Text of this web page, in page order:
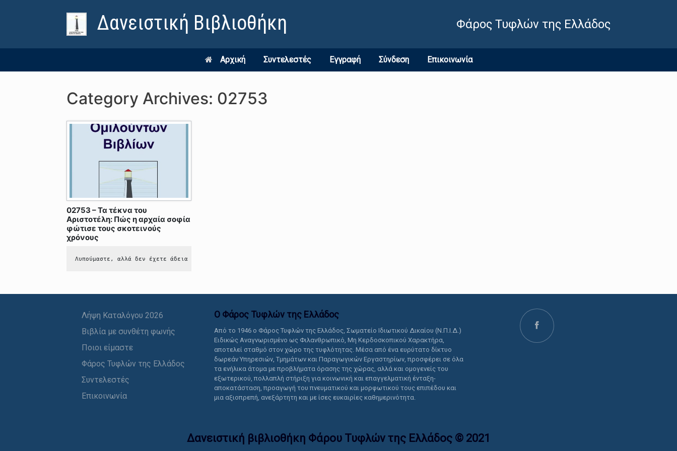
Δανειστική Βιβλιοθήκη Φάρος Τυφλών της Ελλάδος
Αρχική Συντελεστές Εγγραφή Σύνδεση Επικοινωνία
Category Archives: 02753
02753 – Τα τέκνα του
Αριστοτέλη: Πώς η αρχαία σοφία
φώτισε τους σκοτεινούς
χρόνους
Λυπούμαστε, αλλά δεν έχετε άδεια να δείτε αυτό το περιεχόμενο.
Λήψη Καταλόγου 2026
Βιβλία με συνθέτη φωνής
Ποιοι είμαστε
Φάρος Τυφλών της Ελλάδος
Συντελεστές
Επικοινωνία
Ο Φάρος Τυφλών της Ελλάδoς
Από το 1946 ο Φάρος Τυφλών της Ελλάδος, Σωματείο Ιδιωτικού Δικαίου (Ν.Π.Ι.Δ.)
Ειδικώς Αναγνωρισμένο ως Φιλανθρωπικό, Μη Κερδοσκοπικού Χαρακτήρα,
αποτελεί σταθμό στον χώρο της τυφλότητας. Μέσα από ένα ευρύτατο δίκτυο
δωρεάν Υπηρεσιών, Τμημάτων και Παραγωγικών Εργαστηρίων, προσφέρει σε όλα
τα ενήλικα άτομα με προβλήματα όρασης της χώρας, αλλά και ομογενείς του
εξωτερικού, πολλαπλή στήριξη για κοινωνική και επαγγελματική ένταξη-
αποκατάσταση, προαγωγή του πνευματικού και μορφωτικού τους επιπέδου και
μια αξιοπρεπή, ανεξάρτητη και με ίσες ευκαιρίες καθημερινότητα.
Δανειστική βιβλιοθήκη Φάρου Τυφλών της Ελλάδoς © 2021